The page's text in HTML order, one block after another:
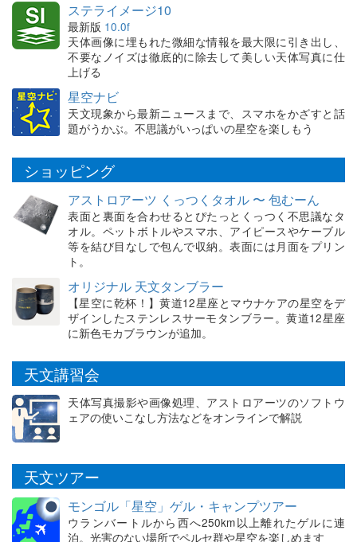
ステライメージ10
最新版 10.0f
天体画像に埋もれた微細な情報を最大限に引き出し、
不要なノイズは徹底的に除去して美しい天体写真に仕
上げる
星空ナビ
天文現象から最新ニュースまで、スマホをかざすと話
題がうかぶ。不思議がいっぱいの星空を楽しもう
ショッピング
アストロアーツ くっつくタオル 〜 包むーん
表面と裏面を合わせるとぴたっとくっつく不思議なタ
オル。ペットボトルやスマホ、アイピースやケーブル
等を結び目なしで包んで収納。表面には月面をプリン
ト。
オリジナル 天文タンブラー
【星空に乾杯！】黄道12星座とマウナケアの星空をデ
ザインしたステンレスサーモタンブラー。黄道12星座
に新色モカブラウンが追加。
天文講習会
天体写真撮影や画像処理、アストロアーツのソフトウ
ェアの使いこなし方法などをオンラインで解説
天文ツアー
モンゴル「星空」ゲル・キャンプツアー
ウランバートルから西へ250km以上離れたゲルに連
泊。光害のない場所でペルセ群や星空を楽しめます